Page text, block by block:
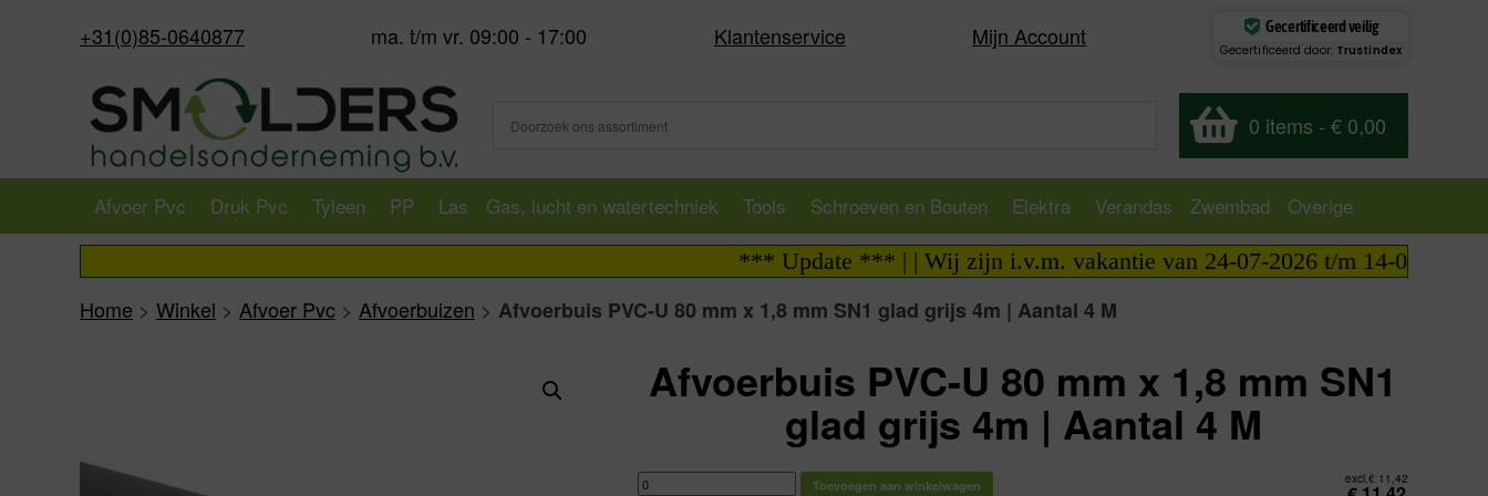
+31(0)85-0640877 ma. t/m vr. 09:00 - 17:00 Klantenservice Mijn Account Gecertificeerd veilig
Gecertificeerd door: Trustindex
0 items - € 0,00
Afvoer Pvc Druk Pvc Tyleen PP Las Gas, lucht en watertechniek Tools Schroeven en Bouten Elektra Verandas Zwembad
Overige
*** Update *** | | Wij zijn i.v.m. vakantie van 24-07-2026 t/m 14-08-2026
Home > Winkel > Afvoer Pvc > Afvoerbuizen > Afvoerbuis PVC-U 80 mm x 1,8 mm SN1 glad grijs 4m | Aantal 4 M
Afvoerbuis PVC-U 80 mm x 1,8 mm SN1
glad grijs 4m | Aantal 4 M
excl.€ 11,42
Afvoerbuis
PVC- Toevoegen aan winkelwagen